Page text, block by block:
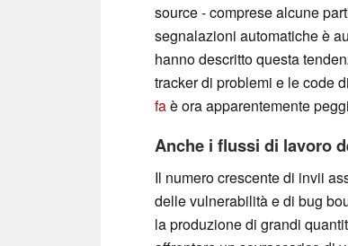
source - comprese alcune
segnalazioni automatiche è
hanno descritto questa
tracker di problemi e le code
faè ora apparentemente
Anche i flussi di lavoro
Il numero crescente di invii
delle vulnerabilità e di bug
la produzione di grandi